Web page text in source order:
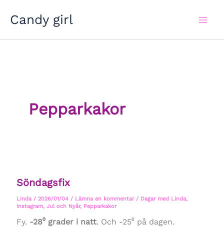
Candy girl
Pepparkakor
Söndagsfix
Linda / 2026/01/04 / Lämna en kommentar / Dagar med Linda,
Instagram, Jul och Nyår, Pepparkakor
Fy. -28⁰ grader i natt. Och -25⁰ på dagen.